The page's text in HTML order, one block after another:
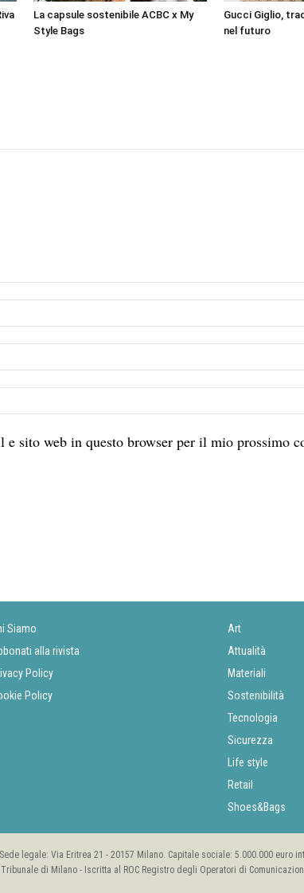
La capsule sostenibile ACBC x My
Style Bags
Gucci Giglio,
nel futuro
sito web in questo browser per il mio prossimo
Siamo
alla rivista
Policy
Policy
Art
Attualità
Materiali
Sostenibilità
Tecnologia
Sicurezza
Life style
Retail
Shoes&Bags
legale: Via Eritrea 21 - 20157 Milano. Capitale sociale: 5.000.000
di Milano - Iscritta al ROC Registro degli Operatori di